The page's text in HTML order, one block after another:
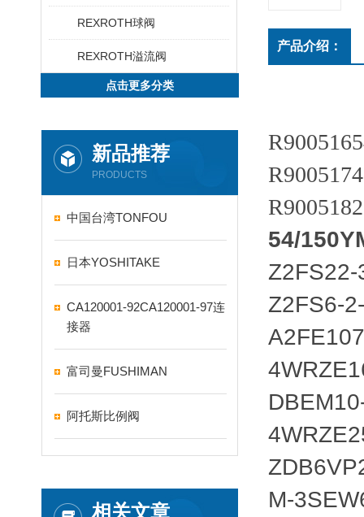
REXROTH球阀
REXROTH溢流阀
点击更多分类
新品推荐
PRODUCTS
中国台湾TONFOU
日本YOSHITAKE
CA120001-92CA120001-97连
接器
富司曼FUSHIMAN
阿托斯比例阀
相关文章
产品介绍：
54/
Z2FS6-
M-